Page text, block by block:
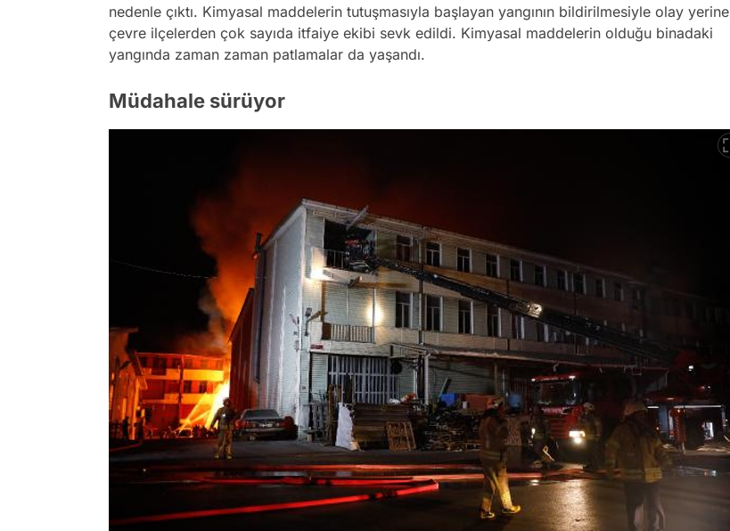
nedenle çıktı. Kimyasal maddelerin tutuşmasıyla başlayan yangının bildirilmesiyle olay yerine
çevre ilçelerden çok sayıda itfaiye ekibi sevk edildi. Kimyasal maddelerin olduğu binadaki
yangında zaman zaman patlamalar da yaşandı.
Müdahale sürüyor